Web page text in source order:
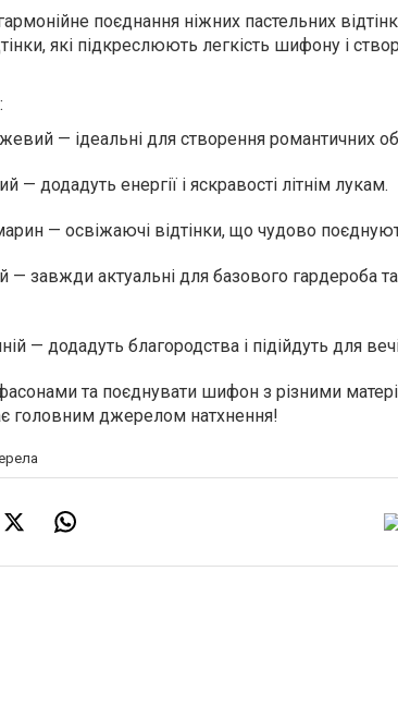
поєднання ніжних пастельних
які підкреслюють легкість шифону і
— ідеальні для створення романтичних
додадуть енергії і яскравості літнім лукам.
— освіжаючі відтінки, що чудово
— завжди актуальні для базового гардероба
— додадуть благородства і підійдуть для
та поєднувати шифон з різними
головним джерелом натхнення!